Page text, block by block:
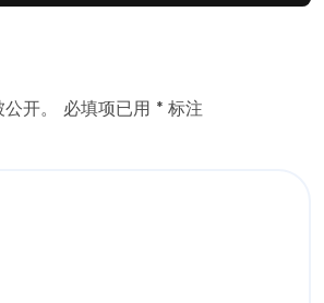
开。 必填项已用 * 标注